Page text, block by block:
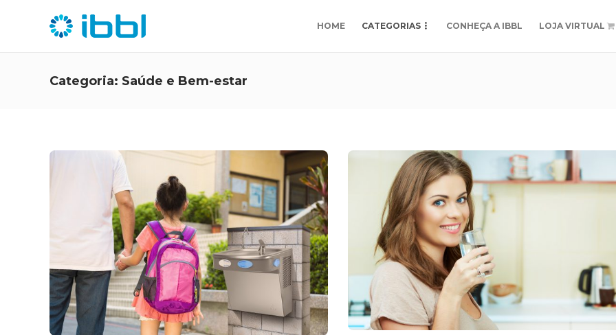
HOME CATEGORIAS CONHEÇA A IBBL LOJA VIRTUAL
Categoria: Saúde e Bem-estar